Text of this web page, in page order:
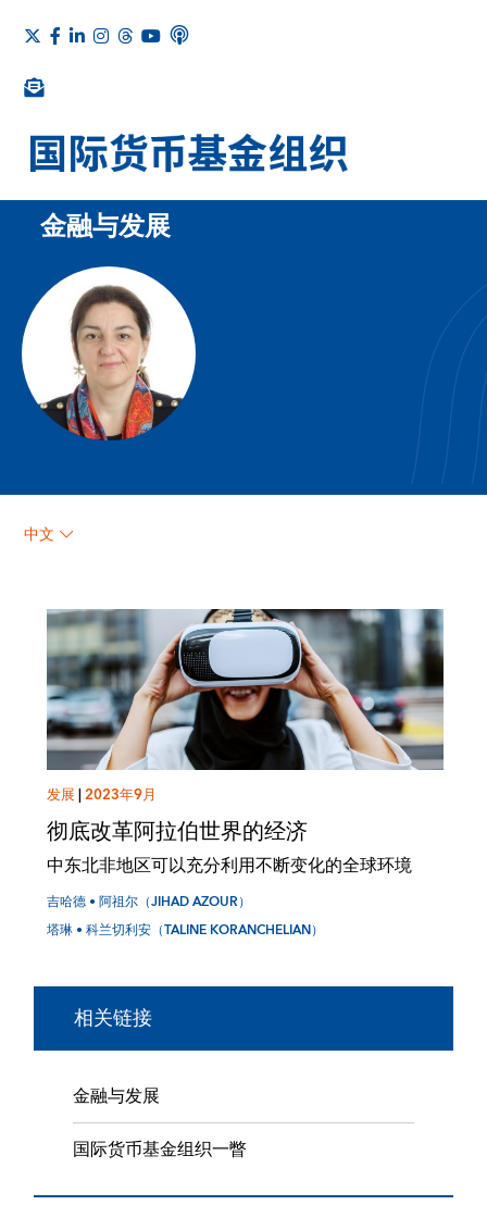
金融与发展
塔琳 • 科兰切利安
（TALINE
KORANCHELIAN）
中文
发展|2023年9月
彻底改革阿拉伯世界的经济
中东北非地区可以充分利用不断变化的全球环境
吉哈德 • 阿祖尔（JIHAD AZOUR）
塔琳 • 科兰切利安（TALINE KORANCHELIAN）
相关链接
金融与发展
国际货币基金组织一瞥